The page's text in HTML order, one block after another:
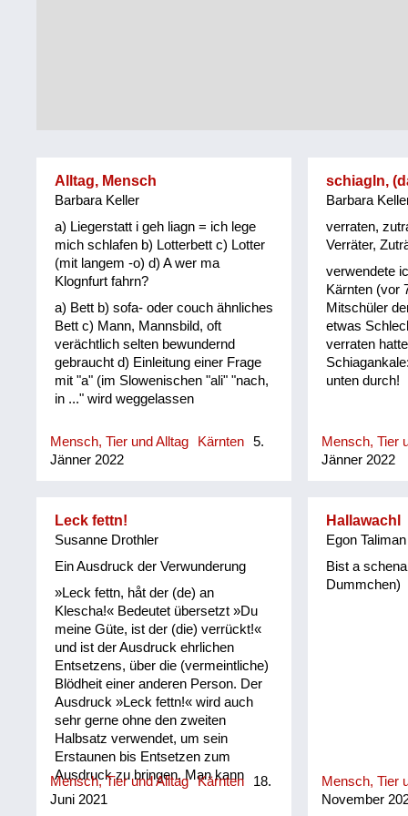
Alltag, Mensch
Barbara Keller
a) Liegerstatt i geh liagn = ich lege
mich schlafen b) Lotterbett c) Lotter
(mit langem -o) d) A wer ma
Klognfurt fahrn?
a) Bett b) sofa- oder couch ähnliches
Bett c) Mann, Mannsbild, oft
verächtlich selten bewundernd
gebraucht d) Einleitung einer Frage
mit "a" (im Slowenischen "ali" "nach,
in ..." wird weggelassen
Mensch, Tier und Alltag Kärnten
5.
Jänner 2022
schiagln,
Barbara
verraten,
Verräter,
verwendete
Kärnten (vor
Mitschüler
etwas
verraten
unten durch!
Mensch, Tier
Jänner 2022
Leck fettn!
Susanne Drothler
Ein Ausdruck der Verwunderung
»Leck fettn, håt der (de) an
Klescha!« Bedeutet übersetzt »Du
meine Güte, ist der (die) verrückt!«
und ist der Ausdruck ehrlichen
Entsetzens, über die (vermeintliche)
Blödheit einer anderen Person. Der
Ausdruck »Leck fettn!« wird auch
sehr gerne ohne den zweiten
Halbsatz verwendet, um sein
Erstaunen bis Entsetzen zum
Ausdruck zu bringen. Man kann
sagen, das Kärntnerische »Leck
Mensch, Tier und Alltag Kärnten
18.
Juni 2021
Hallawachl
Egon
Bist a
Dummchen)
Mensch, Tier
November